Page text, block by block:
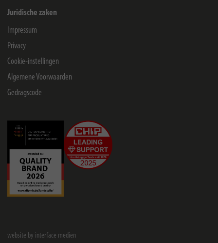
Juridische zaken
Impressum
Privacy
Cookie-instellingen
Algemene Voorwaarden
Gedragscode
website by interface medien